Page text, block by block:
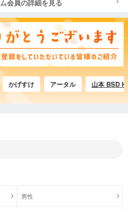
会員の詳細を見る
げすけ アータル 山本 BSD
男性